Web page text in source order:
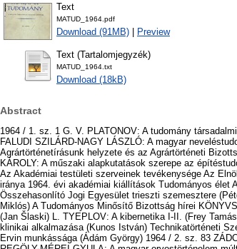
Text
MATUD_1964.pdf
Download (91MB) Preview
Text (Tartalomjegyzék)
MATUD_1964.txt
Download (18kB)
Abstract
1964 / 1. sz. 1 G. V. PLATONOV: A tudomány társadalmi funkciói a szocializmus és a kommunizmus feltételei között FALUDI SZILÁRD-NAGY LÁSZLÓ: A magyar neveléstudomány helyzete és feladatai LÁZÁR VILMOS: Agrártörténetírásunk helyzete és az Agrártörténeti Bizottság BAKÁCS TIBOR: A legújabb urbanizációs ártalmak SZÉCHY KÁROLY: A műszaki alapkutatások szerepe az építéstudományban Zimmermann Ágoston (Szentágothai János) SZEMLE Az Akadémiai testületi szerveinek tevékenysége Az Elnökség hírei A hazai öntözési kutatás helyzete és a fejlesztés iránya 1964. évi akadémiai kiállítások Tudományos élet Az IUPAP XI. közgyűlése (Budó Ágoston) A Nemzetközi Összehasonlító Jogi Egyesület trieszti szemesztere (Péteri Zoltán) Az I. Magyar Endokrinológiai Vándorgyűlés (Julesz Miklós) A Tudományos Minősítő Bizottság hírei KÖNYVSZEMLE CSAPLÁROS ISTVÁN: Kraszewski és Magyarország (Jan Šlaski) L. TYEPLOV: A kibernetika I-II. (Frey Tamás) BÍRÓ LÁSZLÓ-GRABER HEDVIG: Cortison-származékok klinikai alkalmazása (Kunos István) Technikatörténeti Szemle (Vadász Elemér) B. P. TOKIN: Az elméleti biológia és Bauer Ervin munkássága (Ádám György) 1964 / 2. sz. 83 ZÁDOR ANNA: Henszlmann Imre emlékezete HARANGHY LÁSZLÓ-REGÖLY-MÉREI GYULA: A magyar orvostörténelem múltja, jelen helyzete és jövő feladatai KORÁNYI GYÖRGY: A műanyagok jelentősége a népgazdaság kemizálásában HORVÁTH IMRE: Fotoszintézis kutatások Magyarországon BERNÁT GYÖRGY: Tudományos könyvkiadásunk és a külföld W. E. Burghardt DuBois (Sík Endre) VITA A. K. MANYEJEV: Néhány megjegyzés a fizikai relativizmusról SZEMLE Rusznyák István, az MTA elnöke 75 éves Az Akadémia testületi szerveinek tevékenysége Az Elnökség hírei Irányelvek az Akadémiai bizottsági rendszerének megvizsgálásához A háziállatok fertőző, parzitás és egyéb, tömegesen jelentkező betegségeinek tanulmányozása c. főfeladat koordináló bizottságának beszámolója Intézeti külső munkatársi rendszer létesítése Az Országos Vízgazdálkodási Keretterv akadémiai véleményezése (Petrasovits Imre) Az MTA Könyvtára új épületére kiírt tervpályázat eredménye Tudományos élet Az MTA delegációjának a Szovjetunióban tett tanulmányútjáról A tihanyi Abel-csoportok kollokvium (Steinfeld Ottó) Beszámoló a Korányi Sándor Társaság 1963. évi nagygyűléséről (Koref Oszkár) Új munkaeszközök a homoktalajok megjavítására (Egyed Imre) KÖNYVSZEMLE NIZSALOVSZKY ENDRE: A család jogi rendjének alapjai (Móra Mihály) PÖLÖSKEI FERENC: A koalíció felbomlása és a Nemzeti Munkapárt megalakulása (1909-1910) (M. Kondor Viktória) RAJKI SÁNDOR-PÁL GYÖRGY: Symposium on Genetics and Wheat Breeding (Beke Ferenc) VÁRTERÉSZ-UNGER-KÁLMÁN-SZTANYIK: Sugárbiológia (Zsebők Zoltán) 1964 / 3. sz. 163 RÓZSA GYÖRGY: Tudományos tájékoztatás és tudományszervezés FARKAS ENDRE: Az erkölcsi felelősség megnyilvánulási formái KENEDI ISTVÁN: Haladás a szívhibák diagnosztikájában LŐRINCZ FERENC: A húsipari kutatásról általában és e tudományág hazai állásáról GEGESI KISS PÁL: A pszichológia helyzete és feladatai hazánkban az I. tudományos nagygyűlés tükérben Marót Károly (Trencsényi-Waldapfel Imre) SZEMLE Az Akadémia testületi szerveinek tevékenysége Az Elnökség hírei Az akadémiai kutatóhelyek 1964. évi kutatási tervéről Kutatófilmezés országos központjának létrehozása Tudományos élet Az I. Magyar Néprajzi Kongresszus (Bodrogi Tibor) Az ipari állóeszközök extenzív kihasználásával foglalkozó nemzetközi szimpózium egyes tanulságai (Hevesi Gyula) KÖNYVSZEMLE Tudomány és Emberiség (Szántó Lajos) Erdélyi János levelezése I., II. (Fenyő István) BEREND T. IVÁN: Újjáépítés és a nagytőke elleni harc Magyarországon 1945-48 (Kisfaludy Gyula) BODA DOMOKOS-MURÁNYI LÁSZLÓ: Respiratiós therapia (Kulka Frigyes) 1964 / 4. sz. 239 SZABÓ PÁL ZOLTÁN: A természeti földrajz szerepe a regionális tervezésben és a tervfeladatok komplex megoldásában BENEDIKT OTTÓ: Az atudon-kutatás néhány problémája LÁSZLÓ ANTAL: A vegyipari művelettan